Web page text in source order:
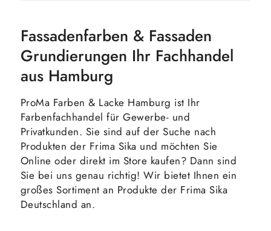
Fassadenfarben & Fassaden
Grundierungen Ihr Fachhandel
aus Hamburg
ProMa Farben & Lacke Hamburg ist Ihr
Farbenfachhandel für Gewerbe- und
Privatkunden. Sie sind auf der Suche nach
Produkten der Frima Sika und möchten Sie
Online oder direkt im Store kaufen? Dann sind
Sie bei uns genau richtig! Wir bietet Ihnen ein
großes Sortiment an Produkte der Frima Sika
Deutschland an.